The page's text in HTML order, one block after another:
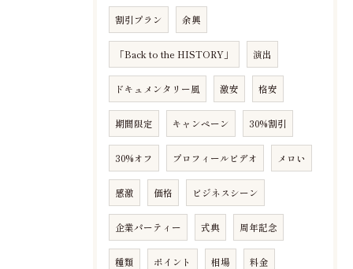
割引プラン 余興
「Back to the HISTORY」 演出
ドキュメンタリー風 激安 格安
期間限定 キャンペーン 30%割引
30%オフ プロフィールビデオ メロい
感激 価格 ビジネスシーン
企業パーティー 式典 周年記念
種類 ポイント 相場 料金